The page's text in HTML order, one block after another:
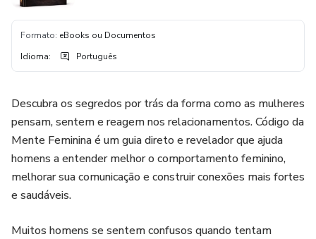
Formato: eBooks ou Documentos
Idioma: Português
Descubra os segredos por trás da forma como as mulheres
pensam, sentem e reagem nos relacionamentos. Código da
Mente Feminina é um guia direto e revelador que ajuda
homens a entender melhor o comportamento feminino,
melhorar sua comunicação e construir conexões mais fortes
e saudáveis.
Muitos homens se sentem confusos quando tentam